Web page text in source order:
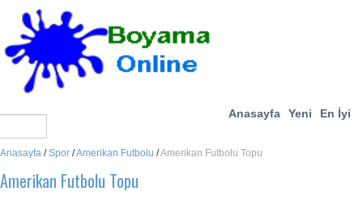
Anasayfa Yeni En İyi
Anasayfa /Spor /Amerikan Futbolu /Amerikan Futbolu Topu
Amerikan Futbolu Topu